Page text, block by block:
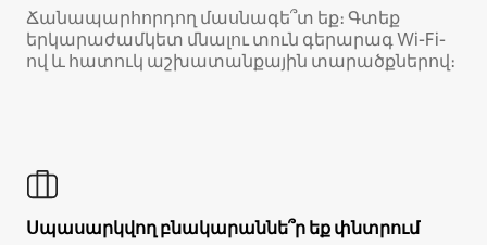
Ճանապարհորդող մասնագե՞տ եք։ Գտեք
երկարաժամկետ մնալու տուն գերարագ Wi-Fi-
ով և հատուկ աշխատանքային տարածքներով։
Սպասարկվող բնակարաննե՞ր եք փնտրում